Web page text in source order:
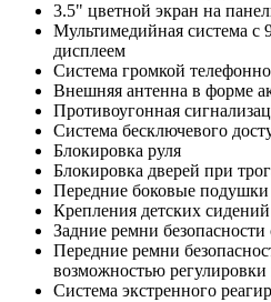
3.5" цветной экран на
Мультимедийная система
дисплеем
Система громкой
Внешняя антенна в форме
Противоугонная
Система бесключевого
Блокировка руля
Блокировка дверей при
Передние боковые подушки
Крепления детских
Задние ремни
Передние ремни
возможностью регулировки
Система экстренного